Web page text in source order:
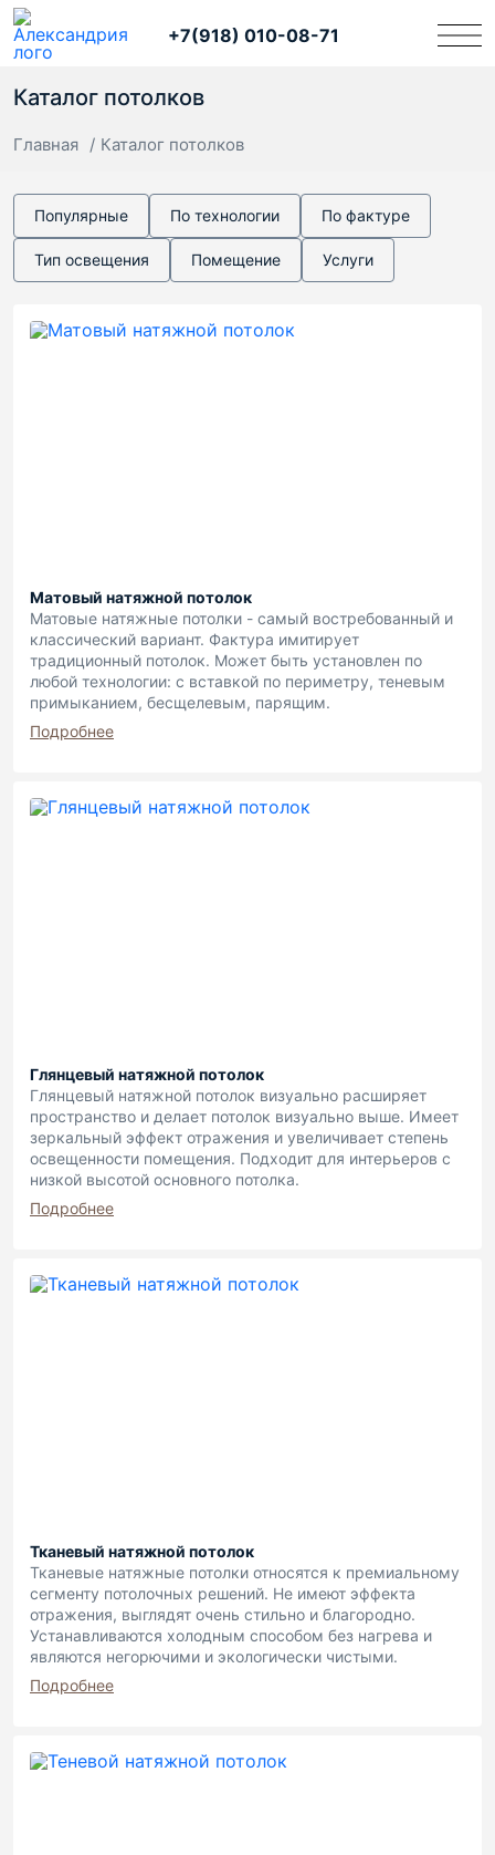
+7(918) 010-08-71
Каталог потолков
Главная Каталог потолков
Популярные По технологии По фактуре
Тип освещения Помещение Услуги
Матовый натяжной потолок
Матовые натяжные потолки - самый востребованный и
классический вариант. Фактура имитирует
традиционный потолок. Может быть установлен по
любой технологии: с вставкой по периметру, теневым
примыканием, бесщелевым, парящим.
Подробнее
Глянцевый натяжной потолок
Глянцевый натяжной потолок визуально расширяет
пространство и делает потолок визуально выше. Имеет
зеркальный эффект отражения и увеличивает степень
освещенности помещения. Подходит для интерьеров с
низкой высотой основного потолка.
Подробнее
Тканевый натяжной потолок
Тканевые натяжные потолки относятся к премиальному
сегменту потолочных решений. Не имеют эффекта
отражения, выглядят очень стильно и благородно.
Устанавливаются холодным способом без нагрева и
являются негорючими и экологически чистыми.
Подробнее